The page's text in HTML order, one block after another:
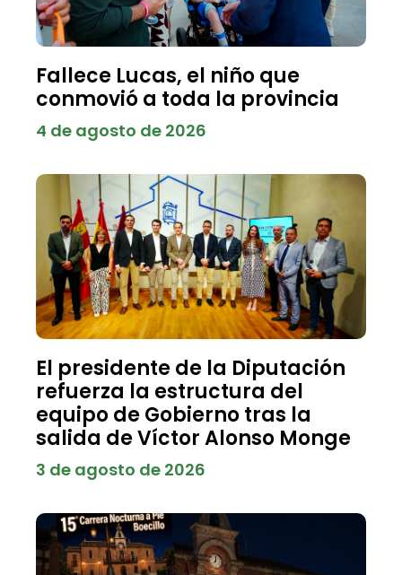
Fallece Lucas, el niño que
conmovió a toda la provincia
4 de agosto de 2026
El presidente de la Diputación
refuerza la estructura del
equipo de Gobierno tras la
salida de Víctor Alonso Monge
3 de agosto de 2026